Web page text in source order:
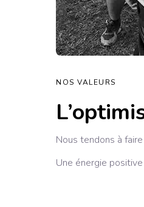
NOS VALEURS
Nous tendons à
Une énergie